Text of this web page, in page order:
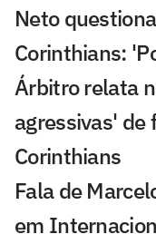
Neto
Corinthians:
Árbitro relata
agressivas' de
Corinthians
Fala de
em